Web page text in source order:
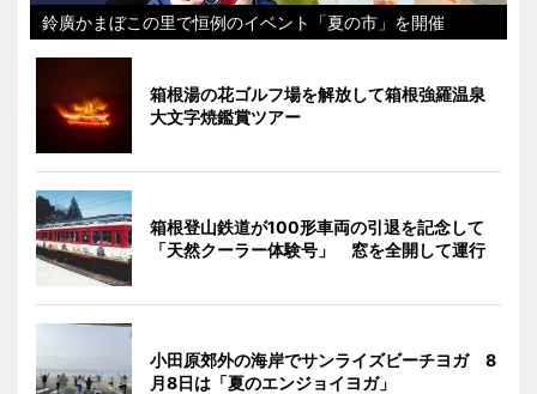
鈴廣かまぼこの里で恒例のイベント「夏の市」を開催
箱根湯の花ゴルフ場を解放して箱根強羅温泉
大文字焼鑑賞ツアー
箱根登山鉄道が100形車両の引退を記念して
「天然クーラー体験号」 窓を全開して運行
小田原郊外の海岸でサンライズビーチヨガ 8
月8日は「夏のエンジョイヨガ」